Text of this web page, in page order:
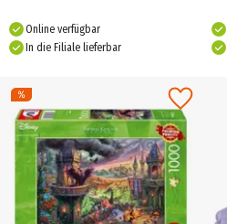
Online verfügbar
In die Filiale lieferbar